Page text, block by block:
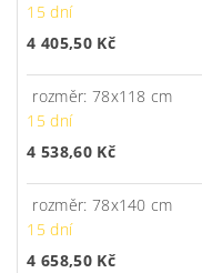
15 dní
4 405,50 Kč
rozměr: 78x118 cm
15 dní
4 538,60 Kč
rozměr: 78x140 cm
15 dní
4 658,50 Kč